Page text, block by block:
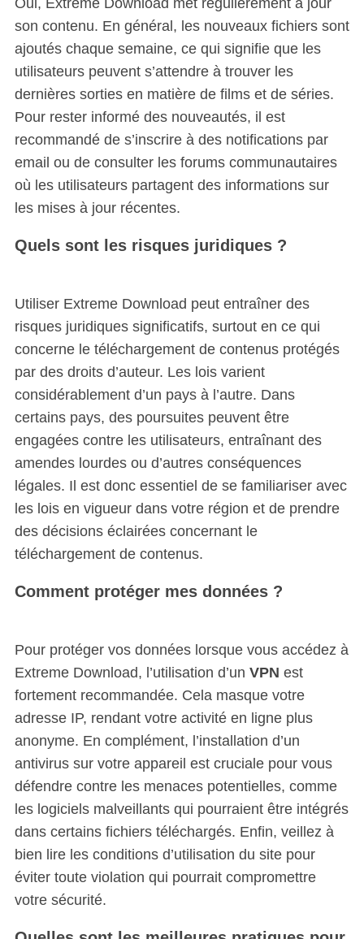
son contenu. En général, les nouveaux fichiers sont
ajoutés chaque semaine, ce qui signifie que les
utilisateurs peuvent s’attendre à trouver les
dernières sorties en matière de films et de séries.
Pour rester informé des nouveautés, il est
recommandé de s’inscrire à des notifications par
email ou de consulter les forums communautaires
où les utilisateurs partagent des informations sur
les mises à jour récentes.
Quels sont les risques juridiques ?
Utiliser Extreme Download peut entraîner des
risques juridiques significatifs, surtout en ce qui
concerne le téléchargement de contenus protégés
par des droits d’auteur. Les lois varient
considérablement d’un pays à l’autre. Dans
certains pays, des poursuites peuvent être
engagées contre les utilisateurs, entraînant des
amendes lourdes ou d’autres conséquences
légales. Il est donc essentiel de se familiariser avec
les lois en vigueur dans votre région et de prendre
des décisions éclairées concernant le
téléchargement de contenus.
Comment protéger mes données ?
Pour protéger vos données lorsque vous accédez à
Extreme Download, l’utilisation d’un VPN est
fortement recommandée. Cela masque votre
adresse IP, rendant votre activité en ligne plus
anonyme. En complément, l’installation d’un
antivirus sur votre appareil est cruciale pour vous
défendre contre les menaces potentielles, comme
les logiciels malveillants qui pourraient être intégrés
dans certains fichiers téléchargés. Enfin, veillez à
bien lire les conditions d’utilisation du site pour
éviter toute violation qui pourrait compromettre
votre sécurité.